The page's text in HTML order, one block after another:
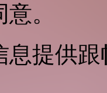
。
息提供